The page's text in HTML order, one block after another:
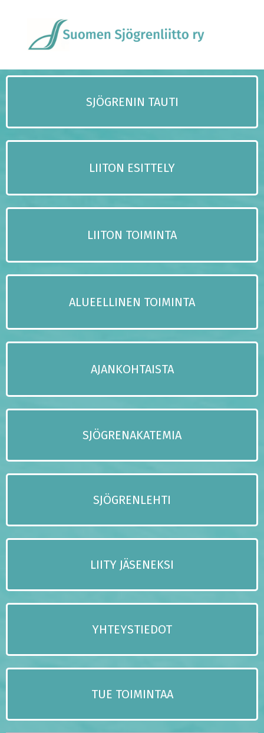
SJÖGRENIN TAUTI
LIITON ESITTELY
LIITON TOIMINTA
ALUEELLINEN TOIMINTA
AJANKOHTAISTA
SJÖGRENAKATEMIA
SJÖGRENLEHTI
LIITY JÄSENEKSI
YHTEYSTIEDOT
TUE TOIMINTAA